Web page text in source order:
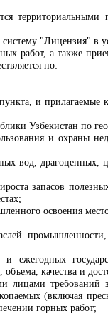
территориальными
"Лицензия" в
работ, а также
по:
и прилагаемые
Узбекистан по
и охраны
вод, драгоценных,
запасов
освоения
ежегодных
качества и
лицами требований
(включая
горных работ;